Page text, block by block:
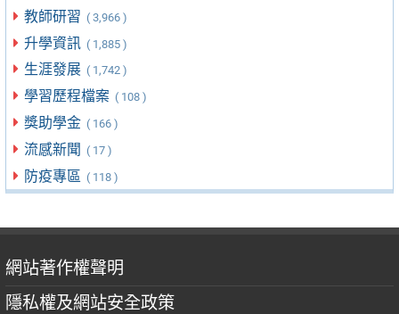
教師研習 ( 3,966 )
升學資訊 ( 1,885 )
生涯發展 ( 1,742 )
學習歷程檔案 ( 108 )
獎助學金 ( 166 )
流感新聞 ( 17 )
防疫專區 ( 118 )
網站著作權聲明
隱私權及網站安全政策